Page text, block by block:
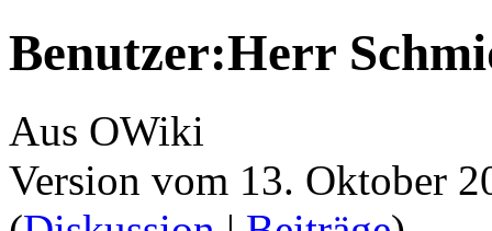
Benutzer:Herr
Aus OWiki
Version vom 13. Oktober